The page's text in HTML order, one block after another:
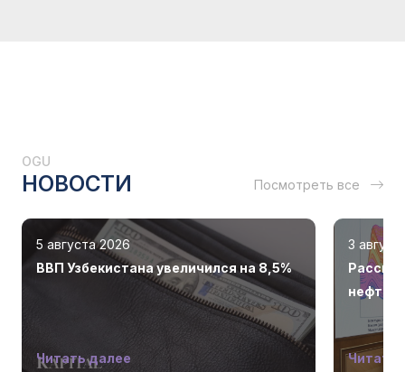
OGU
НОВОСТИ Посмотреть все
5 августа 2026
ВВП Узбекистана увеличился на 8,5%
Читать далее
3
Читать